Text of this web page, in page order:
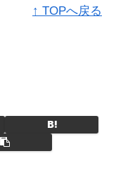
↑ TOPへ戻る